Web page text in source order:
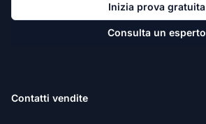
Inizia prova gratuita
Consulta un esperto
Contatti vendite